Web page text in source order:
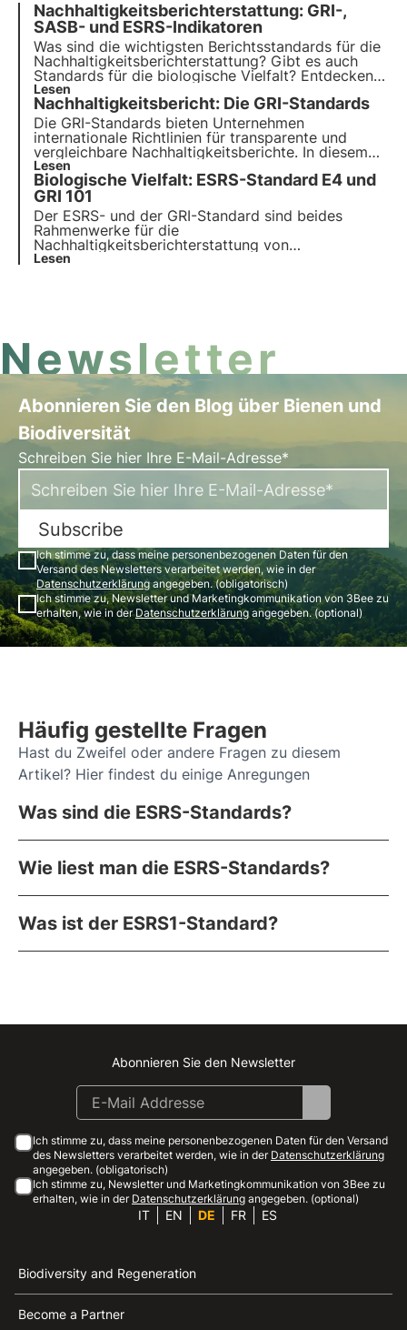
Nachhaltigkeitsberichterstattung: GRI-,
SASB- und ESRS-Indikatoren
Was sind die wichtigsten Berichtsstandards für die
Nachhaltigkeitsberichterstattung? Gibt es auch
Standards für die biologische Vielfalt? Entdecken
Sie die GRI-, SASB- und ESRS-Standards in diesem
Artikel. Erfahren Sie mehr mit Pills from the Oasis,
3Bee's Digital Academy for Sustainability
Professionals.
Lesen
Nachhaltigkeitsbericht: Die GRI-Standards
Die GRI-Standards bieten Unternehmen
internationale Richtlinien für transparente und
vergleichbare Nachhaltigkeitsberichte. In diesem
Artikel erfahren Sie, wie sie strukturiert sind,
welche Kategorien es gibt und alles zum neuen
GRI-Standard 101: Biodiversität 2024, gültig ab
dem 1. Januar 2026.
Lesen
Biologische Vielfalt: ESRS-Standard E4 und
GRI 101
Der ESRS- und der GRI-Standard sind beides
Rahmenwerke für die
Nachhaltigkeitsberichterstattung von
Unternehmen. Die beiden Standards decken ein
Lesen
Newsletter
Abonnieren Sie den Blog über Bienen und
Biodiversität
Schreiben Sie hier Ihre E-Mail-Adresse*
Subscribe
Ich stimme zu, dass meine personenbezogenen Daten für den
Versand des Newsletters verarbeitet werden, wie in der
Datenschutzerklärungangegeben. (obligatorisch)
Ich stimme zu, Newsletter und Marketingkommunikation von 3Bee zu
erhalten, wie in derDatenschutzerklärungangegeben. (optional)
Häufig gestellte Fragen
Hast du Zweifel oder andere Fragen zu diesem
Artikel? Hier findest du einige Anregungen
Was sind die ESRS-Standards?
Wie liest man die ESRS-Standards?
Was ist der ESRS1-Standard?
Instagram
Facebook
Linkedin
Youtube
Abonnieren Sie den Newsletter
Ich stimme zu, dass meine personenbezogenen Daten für den Versand
des Newsletters verarbeitet werden, wie in der Datenschutzerklärung
angegeben. (obligatorisch)
Ich stimme zu, Newsletter und Marketingkommunikation von 3Bee zu
erhalten, wie in der Datenschutzerklärung angegeben. (optional)
IT EN DE FR ES
Biodiversity and Regeneration
Become a Partner